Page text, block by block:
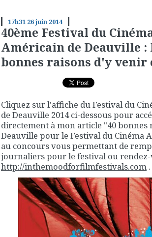
17h31 26juin 2014
40ème Festival du
Américain de Deauville :
bonnes raisons d'y venir
Cliquez sur l'affiche du Festival du
de Deauville 2014 ci-dessous pour
directement à mon article "40 bonnes
Deauville pour le Festival du Cinéma
au concours vous permettant de
journaliers pour le festival ou
http://inthemoodforfilmfestivals.com .